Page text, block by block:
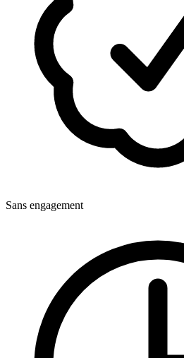
Sans engagement